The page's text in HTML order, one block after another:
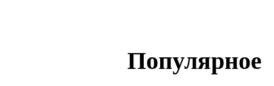
Популярное